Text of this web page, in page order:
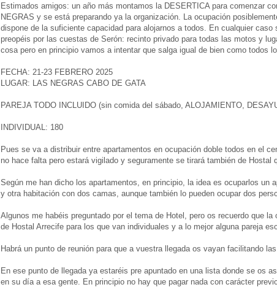
Estimados amigos: un año más montamos la DESERTICA para comenzar
NEGRAS y se está preparando ya la organización. La ocupación
dispone de la suficiente capacidad para alojarnos a todos. En cualquier
preopéis por las cuestas de Serón: recinto privado para todas las motos y
cosa pero en principio vamos a intentar que salga igual de bien como todos
FECHA: 21-23 FEBRERO 2025
LUGAR: LAS NEGRAS CABO DE GATA
PAREJA TODO INCLUIDO (sin comida del sábado, ALOJAMIENTO,
INDIVIDUAL: 180
Pues se va a distribuir entre apartamentos en ocupación doble todos en el
no hace falta pero estará vigilado y seguramente se tirará también de Hostal
Según me han dicho los apartamentos, en principio, la idea es ocuparlos un
y otra habitación con dos camas, aunque también lo pueden ocupar dos
Algunos me habéis preguntado por el tema de Hotel, pero os recuerdo que
de Hostal Arrecife para los que van individuales y a lo mejor alguna pareja
Habrá un punto de reunión para que a vuestra llegada os vayan facilitando
En ese punto de llegada ya estaréis pre apuntado en una lista donde se os
en su día a esa gente. En principio no hay que pagar nada con carácter